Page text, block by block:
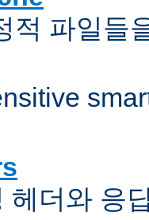
적 파일들
헤더와 응